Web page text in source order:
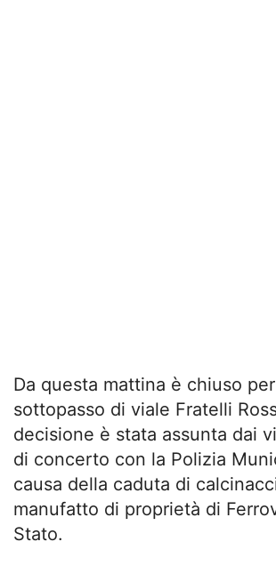
Da questa mattina è chiuso
sottopasso di viale Fratelli
decisione è stata assunta dai
di concerto con la Polizia
causa della caduta di
manufatto di proprietà di
Stato.